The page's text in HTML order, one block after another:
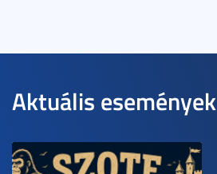
Aktuális események